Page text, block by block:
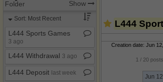
L444
Creation date: Jun
1 / 20 posts
Jun
Folder Show
Sort: Most Recent
L444 Sports Games
3 ago
L444 Withdrawal 3 ago
L444 Deposit last week